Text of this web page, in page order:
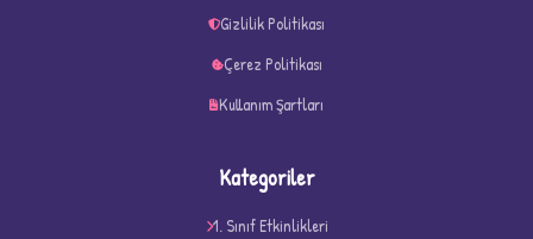
Gizlilik Politikası
Çerez Politikası
Kullanım Şartları
Kategoriler
1. Sınıf Etkinlikleri